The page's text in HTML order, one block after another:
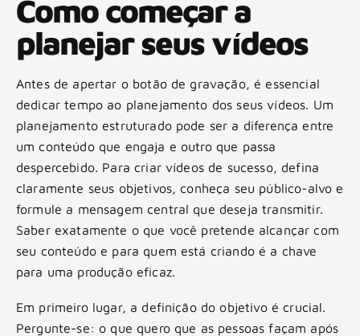
Como começar a
planejar seus vídeos
Antes de apertar o botão de gravação, é essencial
dedicar tempo ao planejamento dos seus vídeos. Um
planejamento estruturado pode ser a diferença entre
um conteúdo que engaja e outro que passa
despercebido. Para criar vídeos de sucesso, defina
claramente seus objetivos, conheça seu público-alvo e
formule a mensagem central que deseja transmitir.
Saber exatamente o que você pretende alcançar com
seu conteúdo e para quem está criando é a chave
para uma produção eficaz.
Em primeiro lugar, a definição do objetivo é crucial.
Pergunte-se: o que quero que as pessoas façam após